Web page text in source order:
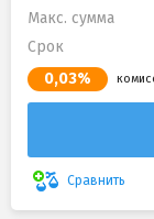
Макс. сумма
Срок
0,03%
Сравнить